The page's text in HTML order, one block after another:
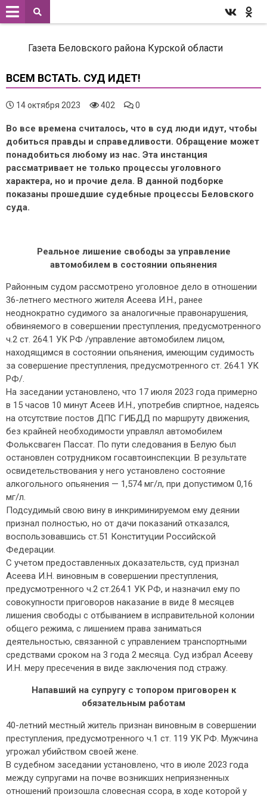
Газета Беловского района Курской области
ВСЕМ ВСТАТЬ. СУД ИДЕТ!
14 октября 2023 402 0
Во все времена считалось, что в суд люди идут, чтобы
добиться правды и справедливости. Обращение может
понадобиться любому из нас. Эта инстанция
рассматривает не только процессы уголовного
характера, но и прочие дела. В данной подборке
показаны прошедшие судебные процессы Беловского
суда.
Реальное лишение свободы за управление
автомобилем в состоянии опьянения
Районным судом рассмотрено уголовное дело в отношении
36-летнего местного жителя Асеева И.Н., ранее
неоднократно судимого за аналогичные правонарушения,
обвиняемого в совершении преступления, предусмотренного
ч.2 ст. 264.1 УК РФ /управление автомобилем лицом,
находящимся в состоянии опьянения, имеющим судимость
за совершение преступления, предусмотренного ст. 264.1 УК
РФ/.
На заседании установлено, что 17 июля 2023 года примерно
в 15 часов 10 минут Асеев И.Н., употребив спиртное, надеясь
на отсутствие постов ДПС ГИБДД по маршруту движения,
без крайней необходимости управлял автомобилем
Фольксваген Пассат. По пути следования в Белую был
остановлен сотрудником госавтоинспекции. В результате
освидетельствования у него установлено состояние
алкогольного опьянения — 1,574 мг/л, при допустимом 0,16
мг/л.
Подсудимый свою вину в инкриминируемом ему деянии
признал полностью, но от дачи показаний отказался,
воспользовавшись ст.51 Конституции Российской
Федерации.
С учетом предоставленных доказательств, суд признал
Асеева И.Н. виновным в совершении преступления,
предусмотренного ч.2 ст.264.1 УК РФ, и назначил ему по
совокупности приговоров наказание в виде 8 месяцев
лишения свободы с отбыванием в исправительной колонии
общего режима, с лишением права заниматься
деятельностью, связанной с управлением транспортными
средствами сроком на 3 года 2 месяца. Суд избрал Асееву
И.Н. меру пресечения в виде заключения под стражу.
Напавший на супругу с топором приговорен к
обязательным работам
40-летний местный житель признан виновным в совершении
преступления, предусмотренного ч.1 ст. 119 УК РФ. Мужчина
угрожал убийством своей жене.
В судебном заседании установлено, что в июле 2023 года
между супругами на почве возникших неприязненных
отношений произошла словесная ссора, в ходе которой у